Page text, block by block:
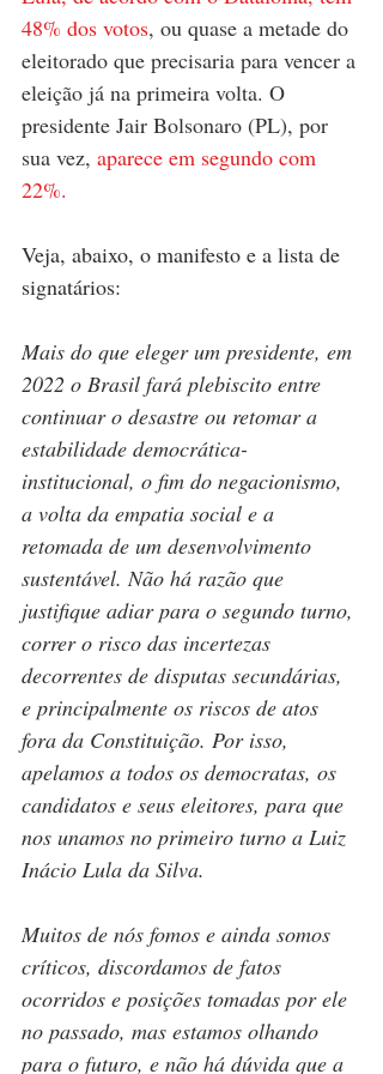
48% dos votos, ou quase a metade do
eleitorado que precisaria para vencer a
eleição já na primeira volta. O
presidente Jair Bolsonaro (PL), por
sua vez, aparece em segundo com
22%.
Veja, abaixo, o manifesto e a lista de
signatários:
Mais do que eleger um presidente, em
2022 o Brasil fará plebiscito entre
continuar o desastre ou retomar a
estabilidade democrática-
institucional, o fim do negacionismo,
a volta da empatia social e a
retomada de um desenvolvimento
sustentável. Não há razão que
justifique adiar para o segundo turno,
correr o risco das incertezas
decorrentes de disputas secundárias,
e principalmente os riscos de atos
fora da Constituição. Por isso,
apelamos a todos os democratas, os
candidatos e seus eleitores, para que
nos unamos no primeiro turno a Luiz
Inácio Lula da Silva.
Muitos de nós fomos e ainda somos
críticos, discordamos de fatos
ocorridos e posições tomadas por ele
no passado, mas estamos olhando
para o futuro, e não há dúvida que a